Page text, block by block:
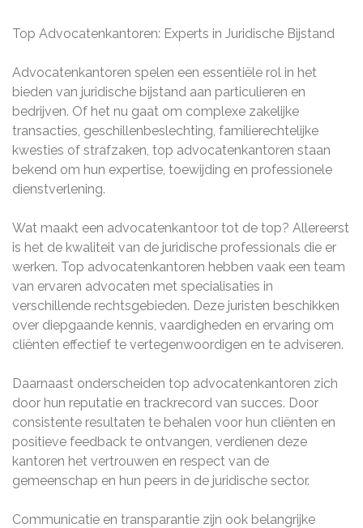
Top Advocatenkantoren: Experts in Juridische Bijstand
Advocatenkantoren spelen een essentiële rol in het
bieden van juridische bijstand aan particulieren en
bedrijven. Of het nu gaat om complexe zakelijke
transacties, geschillenbeslechting, familierechtelijke
kwesties of strafzaken, top advocatenkantoren staan
bekend om hun expertise, toewijding en professionele
dienstverlening.
Wat maakt een advocatenkantoor tot de top? Allereerst
is het de kwaliteit van de juridische professionals die er
werken. Top advocatenkantoren hebben vaak een team
van ervaren advocaten met specialisaties in
verschillende rechtsgebieden. Deze juristen beschikken
over diepgaande kennis, vaardigheden en ervaring om
cliënten effectief te vertegenwoordigen en te adviseren.
Daarnaast onderscheiden top advocatenkantoren zich
door hun reputatie en trackrecord van succes. Door
consistente resultaten te behalen voor hun cliënten en
positieve feedback te ontvangen, verdienen deze
kantoren het vertrouwen en respect van de
gemeenschap en hun peers in de juridische sector.
Communicatie en transparantie zijn ook belangrijke